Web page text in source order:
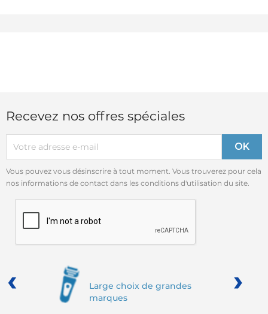
Recevez nos offres spéciales
Vous pouvez vous désinscrire à tout moment. Vous trouverez pour cela
nos informations de contact dans les conditions d'utilisation du site.
Large choix de grandes
marques
‹ ›